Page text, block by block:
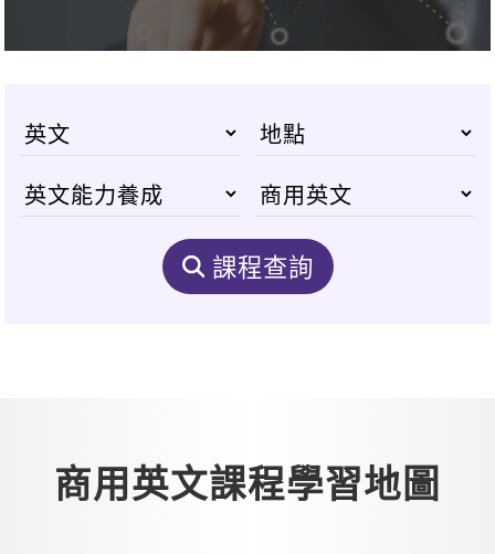
課程查詢
商用英文課程學習地圖